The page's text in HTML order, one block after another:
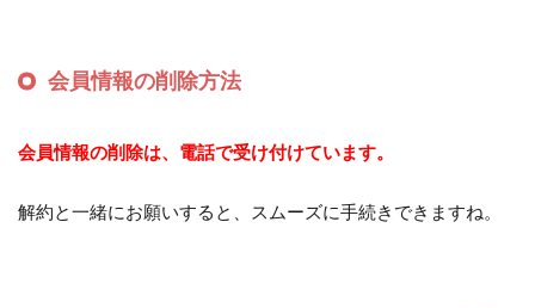
会員情報の削除方法
会員情報の削除は、電話で受け付けています。
解約と一緒にお願いすると、スムーズに手続きできますね。